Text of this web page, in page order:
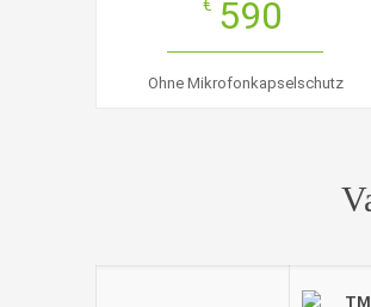
€ 590
Ohne Mikrofonkapselschutz